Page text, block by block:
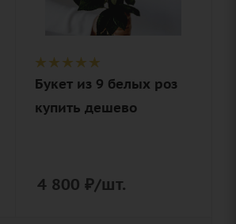
Букет из 9 белых роз
купить дешево
4 800 ₽/шт.